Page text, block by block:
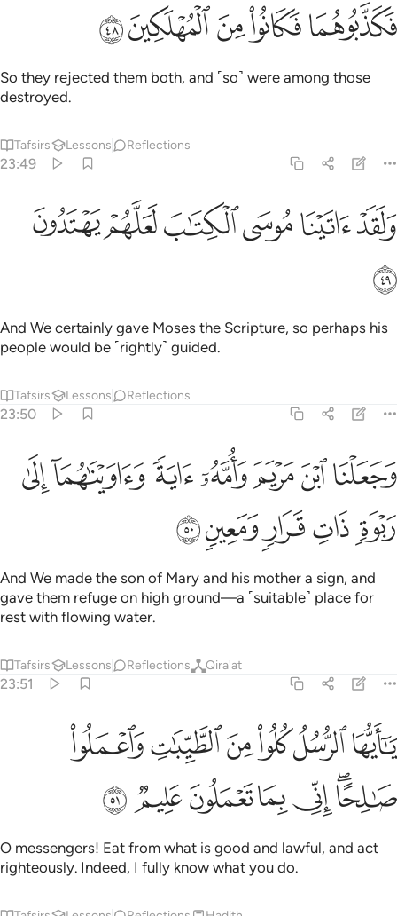
فكذبوهما فكانوا من المهلكين ٤٨
فَكَذَّبُوهُمَا فَكَانُوا۟ مِنَ ٱلْمُهْلَكِينَ ٤٨
ﱹﱺﱻﱼﱽ
So they rejected them both, and ˹so˺ were among those
destroyed.
Tafsirs Lessons Reflections
23:49
ولقد اتينا موسى الكتاب لعلهم يهتدون ٤٩
وَلَقَدْ ءَاتَيْنَا مُوسَى ٱلْكِتَـٰبَ لَعَلَّهُمْ يَهْتَدُونَ ٤٩
ﱾﱿﲀﲁﲂﲃ
ﲄ
And We certainly gave Moses the Scripture, so perhaps his
people would be ˹rightly˺ guided.
Tafsirs Lessons Reflections
23:50
وجعلنا ابن مريم وامه اية واويناهما الى ربوة ذات قرار ومعين ٥٠
وَجَعَلْنَا ٱبْنَ مَرْيَمَ وَأُمَّهُۥٓ ءَايَةًۭ وَءَاوَيْنَـٰهُمَآ إِلَىٰ رَبْوَةٍۢ ذَاتِ قَرَارٍۢ
ﲅﲆﲇﲈﲉﲊﲋ
ﲌﲍﲎﲏﲐ
And We made the son of Mary and his mother a sign, and
gave them refuge on high ground—a ˹suitable˺ place for
rest with flowing water.
Tafsirs Lessons Reflections Qira'at
23:51
يا ايها الرسل كلوا من الطيبات واعملوا صالحا اني بما تعملون عليم ٥١
يَـٰٓأَيُّهَا ٱلرُّسُلُ كُلُوا۟ مِنَ ٱلطَّيِّبَـٰتِ وَٱعْمَلُوا۟ صَـٰلِحًا ۖ إِنِّى بِمَا تَعْمَلُونَ
ﲑﲒﲓﲔﲕﲖ
ﲗﲘﲙﲚﲛﲜﲝ
O messengers! Eat from what is good and lawful, and act
righteously. Indeed, I fully know what you do.